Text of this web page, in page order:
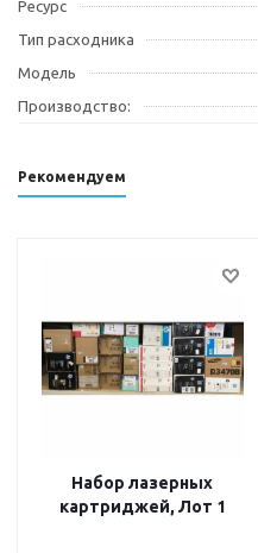
Ресурс
Тип расходника
Модель
Производство:
Рекомендуем
Набор лазерных
картриджей, Лот 1